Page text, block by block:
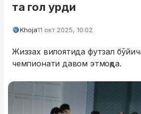
та гол урди
Khoja11 окт 2025, 10:02
Жиззах вилоятида футзал
чемпионати давом этмоқда.